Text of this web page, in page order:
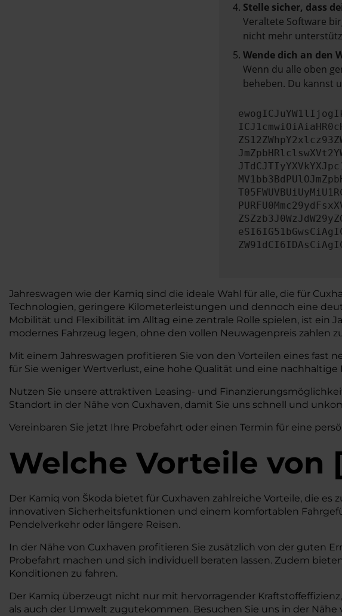
Stelle sicher, dass
Veraltete Software
nicht mehr
Wende dich an den
Wenn du alle oben
beheben. Du kannst
Jahreswagen wie der Kamiq sind die ideale Wahl für alle, die für
Technologien, geringere Kilometerleistungen und dennoch eine
Mobilität und Flexibilität im Alltag eine zentrale Rolle spielen, ist ein
modernes Fahrzeug legen, ohne den vollen Neuwagenpreis zahlen
Mit einem Jahreswagen profitieren Sie von den Vorteilen eines fast
für Sie weniger Wertverlust, eine hohe Qualität und eine nachhaltige
Nutzen Sie unsere attraktiven Leasing- und
Standort in der Nähe von Cuxhaven, damit Sie uns schnell und
Vereinbaren Sie jetzt Ihre Probefahrt oder einen Termin für eine
Welche Vorteile von
Der Kamiq von Škoda bietet für Cuxhaven zahlreiche Vorteile, die
innovativen Sicherheitsfunktionen und einem komfortablen
Pendelverkehr oder längere Reisen.
In der Nähe von Cuxhaven profitieren Sie zusätzlich von der guten
Probefahrt machen und sich individuell beraten lassen. Zudem
Konditionen zu fahren.
Der Kamiq überzeugt nicht nur mit hervorragender
als auch der Umwelt zugutekommen. Besuchen Sie uns in der